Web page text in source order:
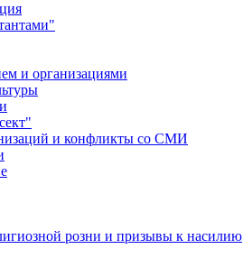
и организациями
и конфликты со СМИ
розни и призывы к насилию